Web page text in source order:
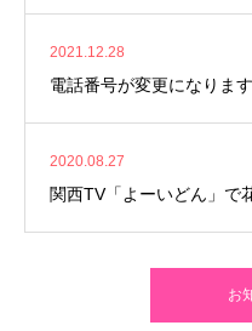
2021.12.28
電話番号が変更になります
2020.08.27
関西TV「よーいどん」で
お